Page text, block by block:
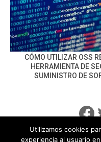
CÓMO UTILIZAR OSS
HERRAMIENTA DE
SUMINISTRO DE
Utilizamos cookies
experiencia al usuario